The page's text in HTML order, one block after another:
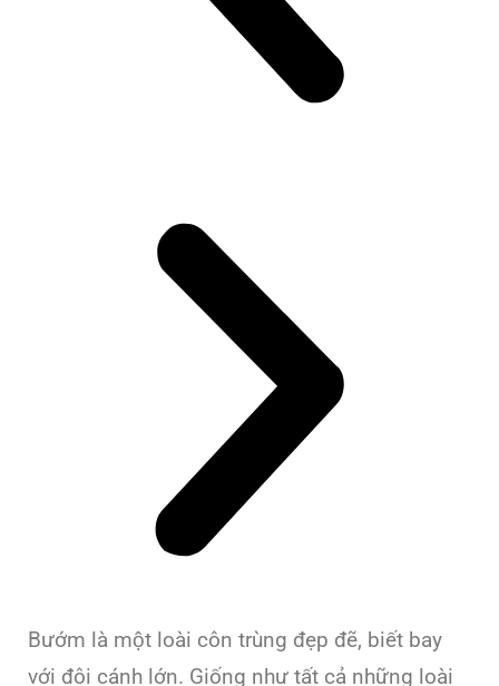
Bướm là một loài côn trùng đẹp đẽ, biết bay
với đôi cánh lớn. Giống như tất cả những loài